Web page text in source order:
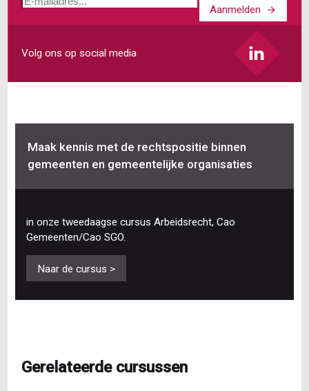
Aanmelden
Volg ons op social media
Maak kennis met de rechtspositie binnen
gemeenten en gemeentelijke organisaties
in onze tweedaagse cursus Arbeidsrecht, Cao
Gemeenten/Cao SGO.
Naar de cursus >
Gerelateerde cursussen